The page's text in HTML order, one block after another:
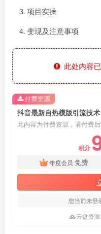
项目实操
变现及注意事项
此处内容已
此内容为付费资源，请付费
积分
年度会员 免费
您当前未登
云盘资源
付费资源